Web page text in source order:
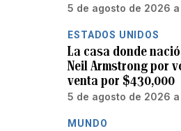
5 de agosto de 2026 a
ESTADOS UNIDOS
La casa donde
Neil Armstrong por
venta por $430,000
5 de agosto de 2026 a
MUNDO